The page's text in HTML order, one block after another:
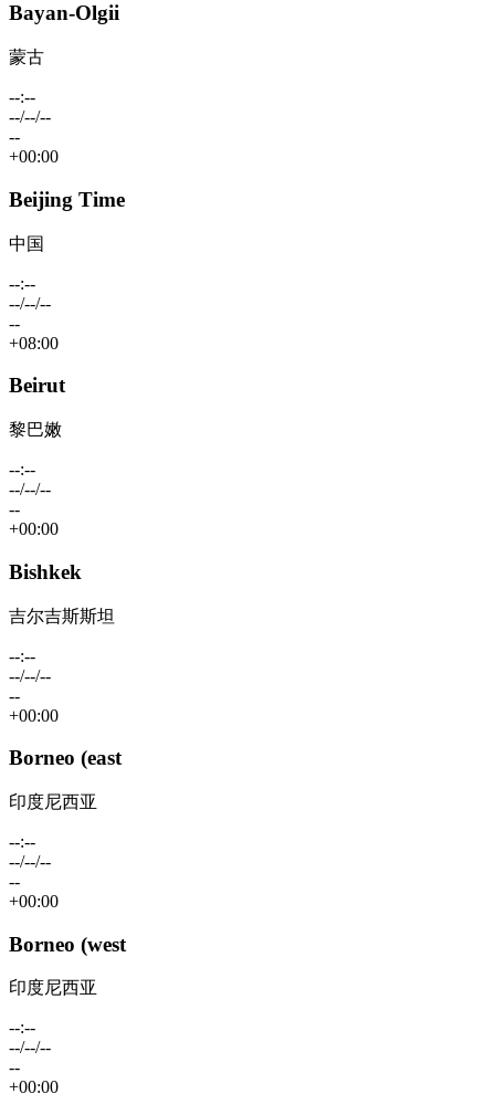
Bayan-Olgii
蒙古
--:--
--/--/--
--
+00:00
Beijing Time
中国
--:--
--/--/--
--
+08:00
Beirut
黎巴嫩
--:--
--/--/--
--
+00:00
Bishkek
吉尔吉斯斯坦
--:--
--/--/--
--
+00:00
Borneo (east
印度尼西亚
--:--
--/--/--
--
+00:00
Borneo (west
印度尼西亚
--:--
--/--/--
--
+00:00